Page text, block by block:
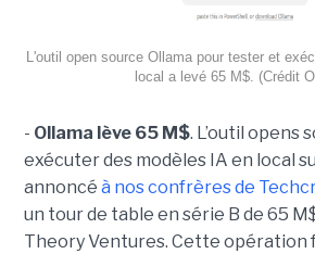
L'outil open source Ollama pour tester et
local a levé 65 M$. (Crédit
- Ollama lève 65 M$. L’outil opens
exécuter des modèles IA en local
annoncé à nos confrères de
un tour de table en série B de 65
Theory Ventures. Cette opération